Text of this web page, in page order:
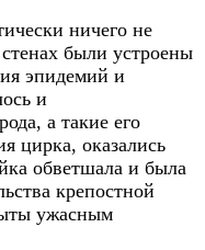
ничего не
были устроены
эпидемий и
и
а такие его
цирка, оказались
обветшала и была
крепостной
ужасным